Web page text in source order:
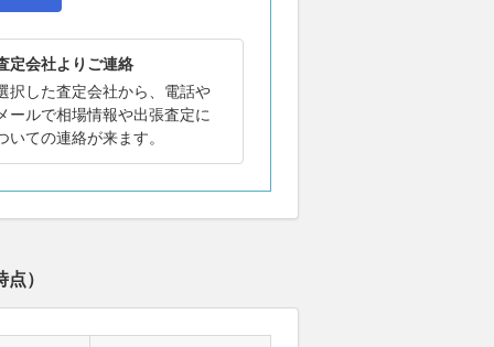
定会社よりご連絡
択した査定会社から、電話や
ールで相場情報や出張査定に
いての連絡が来ます。
点）